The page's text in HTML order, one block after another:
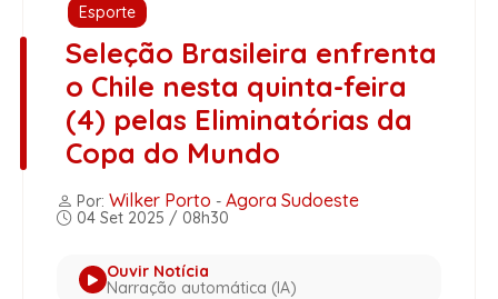
Esporte
Seleção Brasileira enfrenta
o Chile nesta quinta-feira
(4) pelas Eliminatórias da
Copa do Mundo
Por: Wilker Porto - Agora Sudoeste
04 Set 2025 / 08h30
Ouvir Notícia
Narração automática (IA)